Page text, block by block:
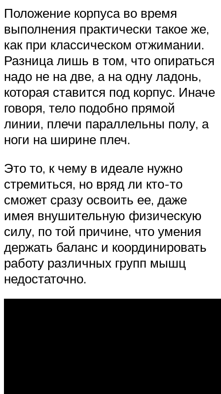
Положение корпуса во время
выполнения практически такое же,
как при классическом отжимании.
Разница лишь в том, что опираться
надо не на две, а на одну ладонь,
которая ставится под корпус. Иначе
говоря, тело подобно прямой
линии, плечи параллельны полу, а
ноги на ширине плеч.
Это то, к чему в идеале нужно
стремиться, но вряд ли кто-то
сможет сразу освоить ее, даже
имея внушительную физическую
силу, по той причине, что умения
держать баланс и координировать
работу различных групп мышц
недостаточно.